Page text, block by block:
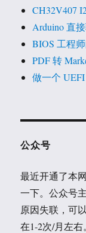
CH32V407
Arduino 直
BIOS 工程
PDF 转
做一个
公众号
最近开通了本
一下。公众号
原因失联，可
在1-2次/月左右。